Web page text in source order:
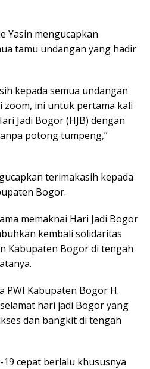
Yasin mengucapkan
tamu undangan yang hadir
kepada semua undangan
zoom, ini untuk pertama kali
Jadi Bogor (HJB) dengan
potong tumpeng,”
terimakasih kepada
Bogor.
memaknai Hari Jadi Bogor
kembali solidaritas
Kabupaten Bogor di tengah
PWI Kabupaten Bogor H.
hari jadi Bogor yang
dan bangkit di tengah
19 cepat berlalu khususnya